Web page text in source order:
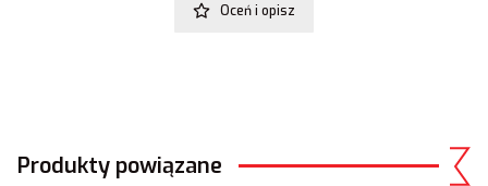
Oceń i opisz
Produkty powiązane